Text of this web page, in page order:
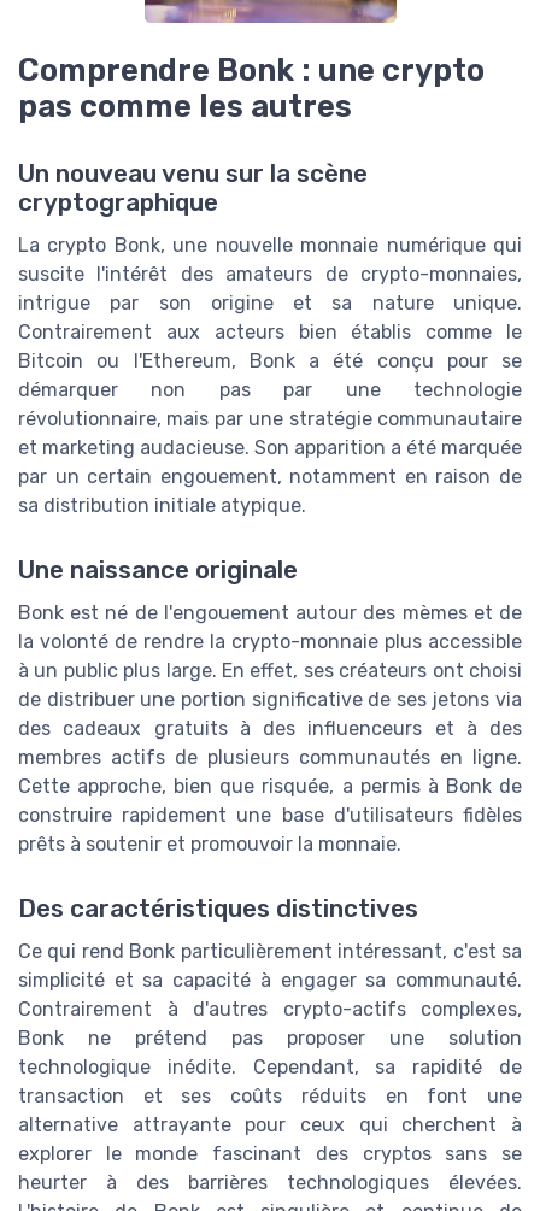
Comprendre Bonk : une crypto
pas comme les autres
Un nouveau venu sur la scène
cryptographique
La crypto Bonk, une nouvelle monnaie numérique qui
suscite l'intérêt des amateurs de crypto-monnaies,
intrigue par son origine et sa nature unique.
Contrairement aux acteurs bien établis comme le
Bitcoin ou l'Ethereum, Bonk a été conçu pour se
démarquer non pas par une technologie
révolutionnaire, mais par une stratégie communautaire
et marketing audacieuse. Son apparition a été marquée
par un certain engouement, notamment en raison de
sa distribution initiale atypique.
Une naissance originale
Bonk est né de l'engouement autour des mèmes et de
la volonté de rendre la crypto-monnaie plus accessible
à un public plus large. En effet, ses créateurs ont choisi
de distribuer une portion significative de ses jetons via
des cadeaux gratuits à des influenceurs et à des
membres actifs de plusieurs communautés en ligne.
Cette approche, bien que risquée, a permis à Bonk de
construire rapidement une base d'utilisateurs fidèles
prêts à soutenir et promouvoir la monnaie.
Des caractéristiques distinctives
Ce qui rend Bonk particulièrement intéressant, c'est sa
simplicité et sa capacité à engager sa communauté.
Contrairement à d'autres crypto-actifs complexes,
Bonk ne prétend pas proposer une solution
technologique inédite. Cependant, sa rapidité de
transaction et ses coûts réduits en font une
alternative attrayante pour ceux qui cherchent à
explorer le monde fascinant des cryptos sans se
heurter à des barrières technologiques élevées.